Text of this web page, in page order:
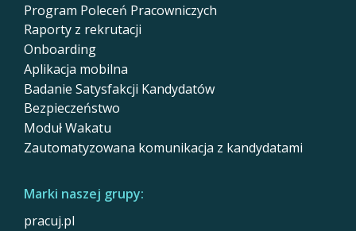
Program Poleceń Pracowniczych
Raporty z rekrutacji
Onboarding
Aplikacja mobilna
Badanie Satysfakcji Kandydatów
Bezpieczeństwo
Moduł Wakatu
Zautomatyzowana komunikacja z kandydatami
Marki naszej grupy:
pracuj.pl